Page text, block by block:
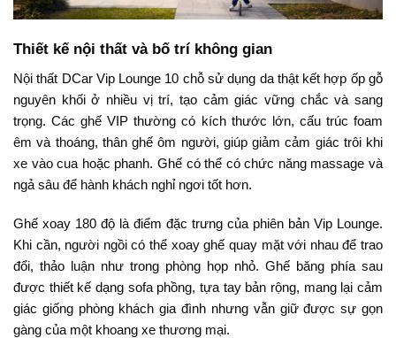
Thiết kế nội thất và bố trí không gian
Nội thất DCar Vip Lounge 10 chỗ sử dụng da thật kết hợp ốp gỗ
nguyên khối ở nhiều vị trí, tạo cảm giác vững chắc và sang
trọng. Các ghế VIP thường có kích thước lớn, cấu trúc foam
êm và thoáng, thân ghế ôm người, giúp giảm cảm giác trôi khi
xe vào cua hoặc phanh. Ghế có thể có chức năng massage và
ngả sâu để hành khách nghỉ ngơi tốt hơn.
Ghế xoay 180 độ là điểm đặc trưng của phiên bản Vip Lounge.
Khi cần, người ngồi có thể xoay ghế quay mặt với nhau để trao
đổi, thảo luận như trong phòng họp nhỏ. Ghế băng phía sau
được thiết kế dạng sofa phồng, tựa tay bản rộng, mang lại cảm
giác giống phòng khách gia đình nhưng vẫn giữ được sự gọn
gàng của một khoang xe thương mại.